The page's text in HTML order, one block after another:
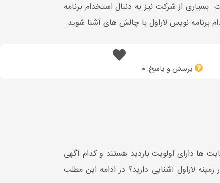
بسیاری از شرکت نیز به دنبال استخدام برنامه
برنامه نویس لاراول با چالش های آشنا شوید.
پرسش و پاسخ:0
اما کدام سایت ها دارای اولویت بازدید هستند و کدام آگهی
لاراول آشنایی دارید؟ در ادامه این مطلب